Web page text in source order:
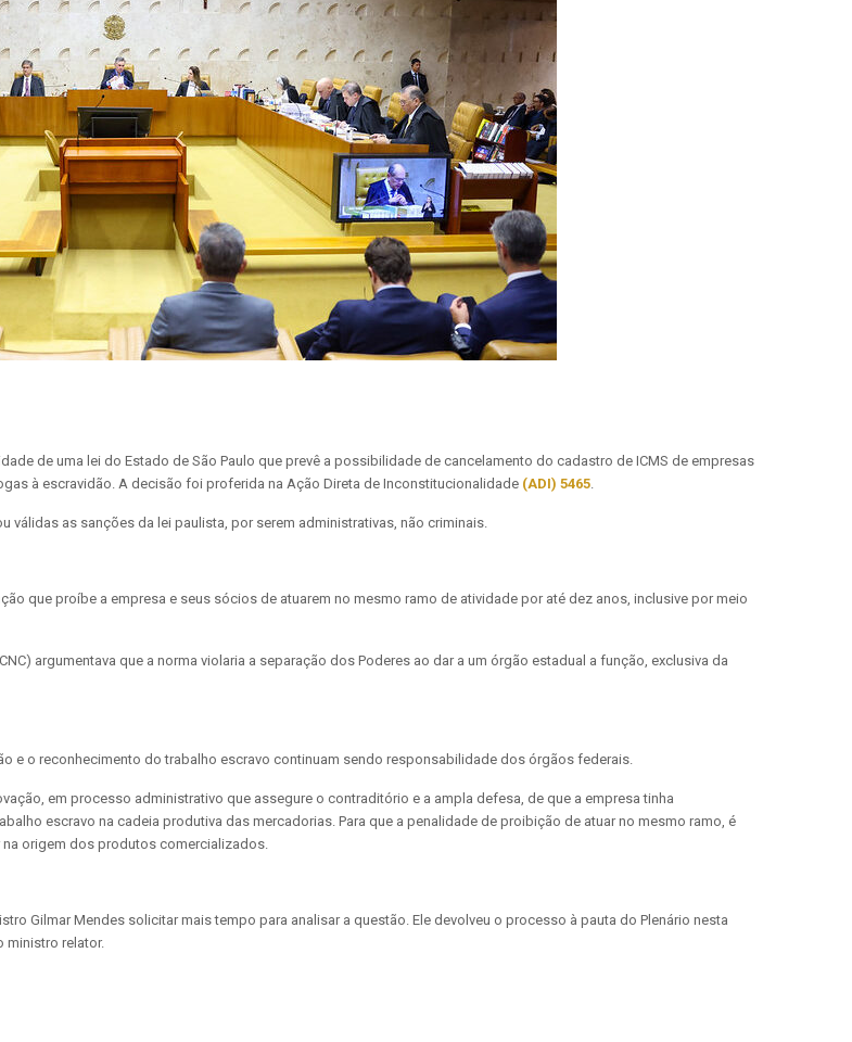
de uma lei do Estado de São Paulo que prevê a possibilidade de cancelamento do cadastro de ICMS de empresas
à escravidão. A decisão foi proferida na Ação Direta de Inconstitucionalidade (ADI) 5465.
válidas as sanções da lei paulista, por serem administrativas, não criminais.
que proíbe a empresa e seus sócios de atuarem no mesmo ramo de atividade por até dez anos, inclusive por meio
argumentava que a norma violaria a separação dos Poderes ao dar a um órgão estadual a função, exclusiva da
e o reconhecimento do trabalho escravo continuam sendo responsabilidade dos órgãos federais.
em processo administrativo que assegure o contraditório e a ampla defesa, de que a empresa tinha
escravo na cadeia produtiva das mercadorias. Para que a penalidade de proibição de atuar no mesmo ramo, é
origem dos produtos comercializados.
Gilmar Mendes solicitar mais tempo para analisar a questão. Ele devolveu o processo à pauta do Plenário nesta
ministro relator.